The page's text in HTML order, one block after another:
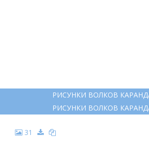
РИСУНКИ ВОЛКОВ
РИСУНКИ ВОЛКОВ
31